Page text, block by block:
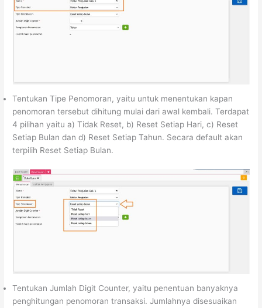
Tentukan Tipe Penomoran, yaitu untuk menentukan kapan
penomoran tersebut dihitung mulai dari awal kembali. Terdapat
4 pilihan yaitu a) Tidak Reset, b) Reset Setiap Hari, c) Reset
Setiap Bulan dan d) Reset Setiap Tahun. Secara default akan
terpilih Reset Setiap Bulan.
Tentukan Jumlah Digit Counter, yaitu penentuan banyaknya
penghitungan penomoran transaksi. Jumlahnya disesuaikan